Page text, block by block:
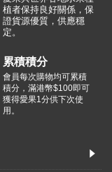
植者保持良好關係，保
證貨源優質，供應穩
定。
累積積分
會員每次購物均可累積
積分，滿港幣$100即可
獲得愛果1分供下次使
用。